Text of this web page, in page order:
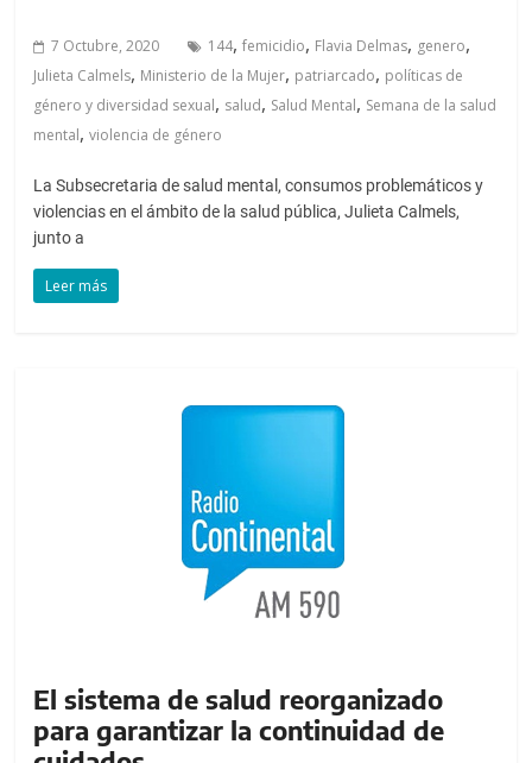
7 Octubre, 2020 144,femicidio, Flavia Delmas, genero,
Julieta Calmels, Ministerio de la Mujer, patriarcado, políticas de
género y diversidad sexual, salud, Salud Mental, Semana de la salud
mental,violencia de género
La Subsecretaria de salud mental, consumos problemáticos y
violencias en el ámbito de la salud pública, Julieta Calmels,
junto a
Leer más
El sistema de salud reorganizado
para garantizar la continuidad de